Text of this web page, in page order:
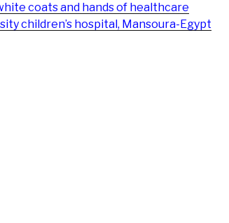
coats and hands of healthcare
children’s hospital, Mansoura-Egypt